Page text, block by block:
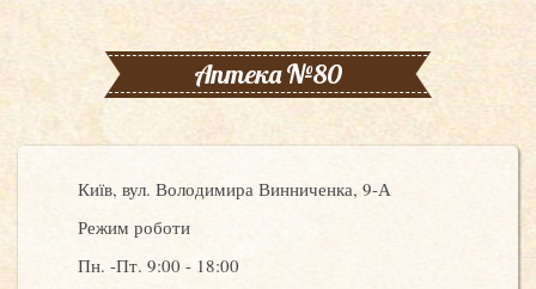
Аптека №80
Київ, вул. Володимира Винниченка, 9-А
Режим роботи
Пн. -Пт. 9:00 - 18:00